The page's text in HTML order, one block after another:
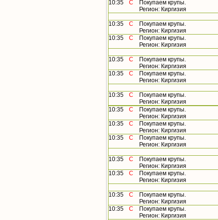
10:35 С
Покупаем крупы.
Регион: Киргизия
10:35 С
Покупаем крупы.
Регион: Киргизия
10:35
С
Покупаем крупы.
Регион: Киргизия
10:35 С
Покупаем крупы.
Регион: Киргизия
10:35
С
Покупаем крупы.
Регион: Киргизия
10:35 С
Покупаем крупы.
Регион: Киргизия
10:35
С
Покупаем крупы.
Регион: Киргизия
10:35
С
Покупаем крупы.
Регион: Киргизия
10:35
С
Покупаем крупы.
Регион: Киргизия
10:35 С
Покупаем крупы.
Регион: Киргизия
10:35
С
Покупаем крупы.
Регион: Киргизия
10:35 С
Покупаем крупы.
Регион: Киргизия
10:35
С
Покупаем крупы.
Регион: Киргизия